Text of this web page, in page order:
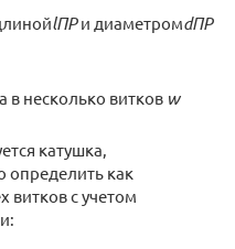
lПРи диаметромdПР
в несколько витков w
катушка,
определить как
витков с учетом